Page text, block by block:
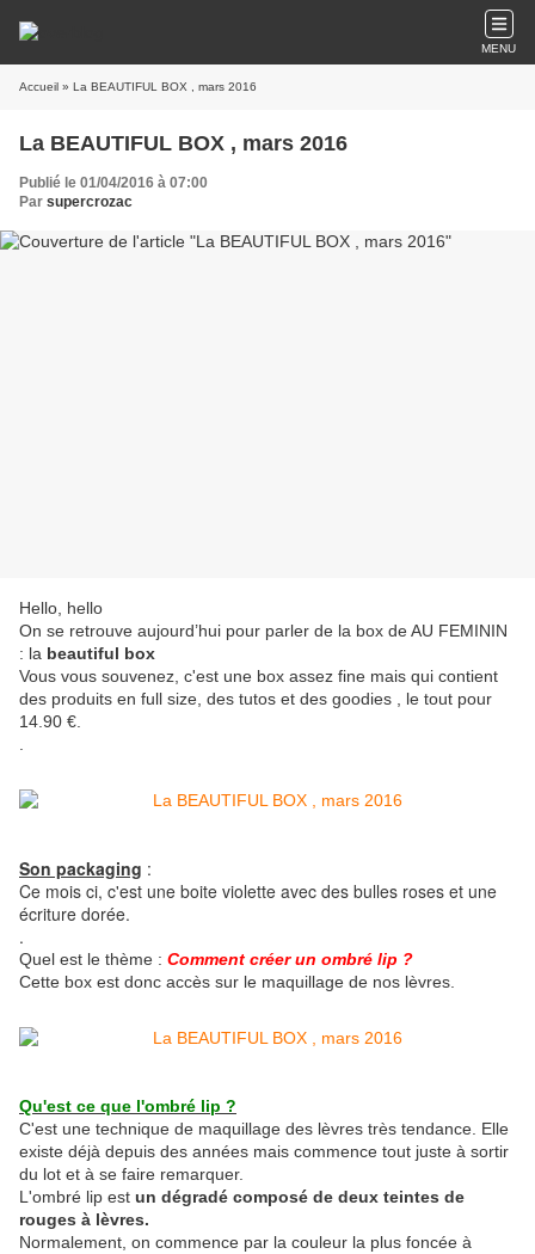
MENU
Accueil » La BEAUTIFUL BOX , mars 2016
La BEAUTIFUL BOX , mars 2016
Publié le 01/04/2016 à 07:00
Par supercrozac
Hello, hello
On se retrouve aujourd’hui pour parler de la box de AU FEMININ
: la beautiful box
Vous vous souvenez, c'est une box assez fine mais qui contient
des produits en full size, des tutos et des goodies , le tout pour
14.90 €.
Son packaging :
Ce mois ci, c'est une boite violette avec des bulles roses et une
écriture dorée.
.
Quel est le thème : Comment créer un ombré lip ?
Cette box est donc accès sur le maquillage de nos lèvres.
Qu'est ce que l'ombré lip ?
C'est une technique de maquillage des lèvres très tendance. Elle
existe déjà depuis des années mais commence tout juste à sortir
du lot et à se faire remarquer.
L'ombré lip est un dégradé composé de deux teintes de
rouges à lèvres.
Normalement, on commence par la couleur la plus foncée à